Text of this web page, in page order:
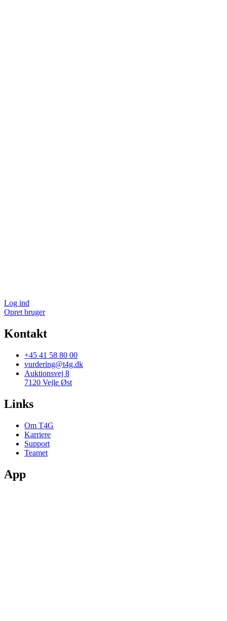
Log ind
Opret bruger
Kontakt
+45 41 58 80 00
vurdering@t4g.dk
Auktionsvej 8
7120 Vejle Øst
Links
Om T4G
Karriere
Support
Teamet
App